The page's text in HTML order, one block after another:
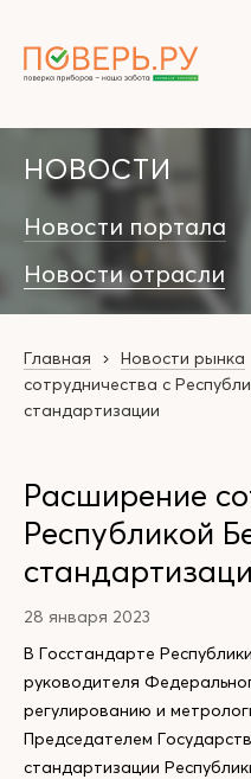
НОВОСТИ
Новости портала
Новости отрасли
Главная Новости рынка
сотрудничества с
стандартизации
Расширение
Республикой
28 января 2023
В Госстандарте
руководителя
регулированию и
Председателем
стандартизации